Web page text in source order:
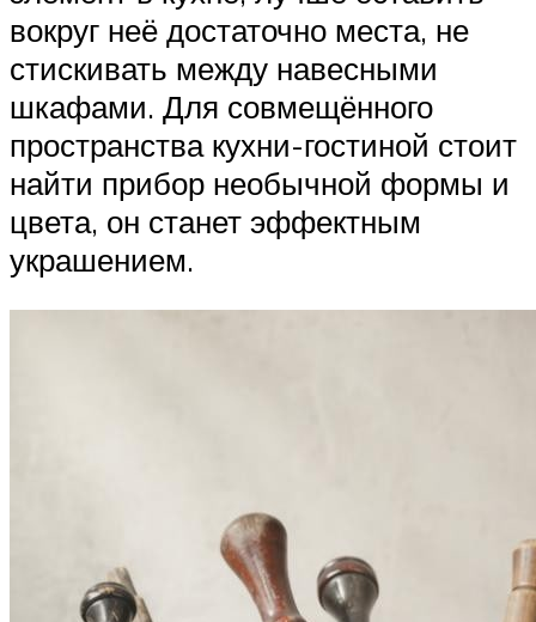
вокруг неё достаточно места, не
стискивать между навесными
шкафами. Для совмещённого
пространства кухни-гостиной стоит
найти прибор необычной формы и
цвета, он станет эффектным
украшением.